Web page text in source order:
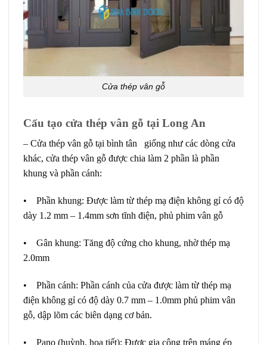
Cửa thép vân gỗ
Cấu tạo cửa thép vân gỗ tại Long An
– Cửa thép vân gỗ tại bình tân giống như các dòng cửa
khác, cửa thép vân gỗ được chia làm 2 phần là phần
khung và phần cánh:
• Phần khung: Được làm từ thép mạ điện không gỉ có độ
dày 1.2 mm – 1.4mm sơn tĩnh điện, phủ phim vân gỗ
• Gân khung: Tăng độ cứng cho khung, nhờ thép mạ
2.0mm
• Phần cánh: Phần cánh của cửa được làm từ thép mạ
điện không gỉ có độ dày 0.7 mm – 1.0mm phủ phim vân
gỗ, dập lõm các biên dạng cơ bản.
• Pano (huỳnh, họa tiết): Được gia công trên máng ép